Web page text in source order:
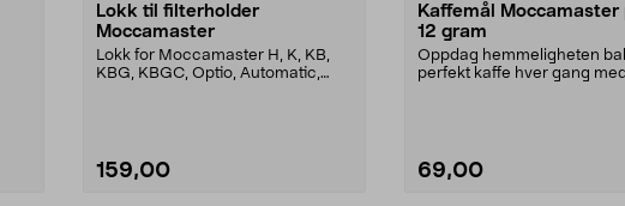
Lokk til filterholder
Moccamaster
Lokk for Moccamaster H, K, KB,
KBG, KBGC, Optio, Automatic,
159,00
Kaffemål Moccamaster
12 gram
Oppdag hemmeligheten
perfekt kaffe hver gang med
69,00